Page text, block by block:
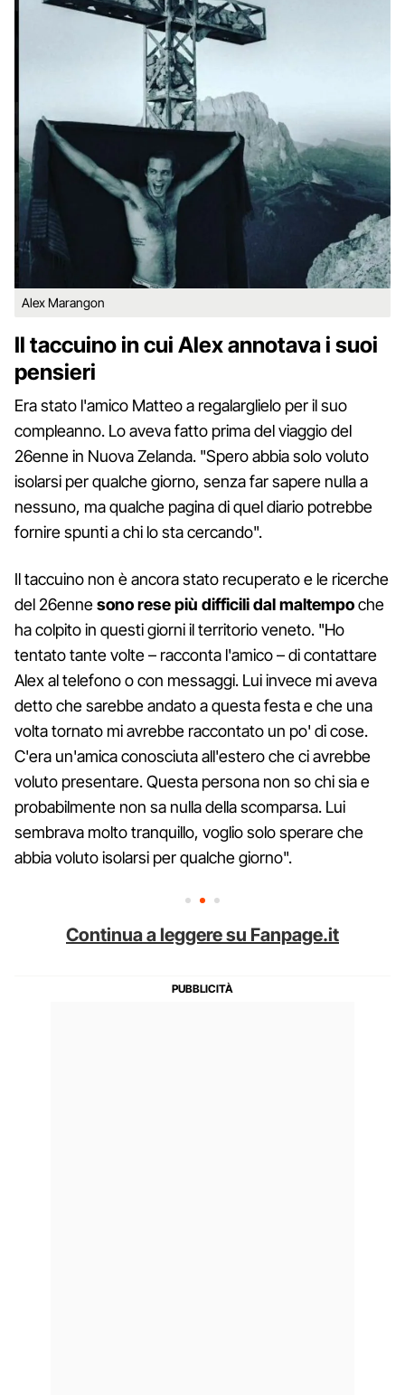
Alex Marangon
Il taccuino in cui Alex annotava i suoi
pensieri
Era stato l'amico Matteo a regalarglielo per il suo
compleanno. Lo aveva fatto prima del viaggio del
26enne in Nuova Zelanda. "Spero abbia solo voluto
isolarsi per qualche giorno, senza far sapere nulla a
nessuno, ma qualche pagina di quel diario potrebbe
fornire spunti a chi lo sta cercando".
Il taccuino non è ancora stato recuperato e le ricerche
del 26ennesono rese più difficili dal maltempoche
ha colpito in questi giorni il territorio veneto. "Ho
tentato tante volte – racconta l'amico – di contattare
Alex al telefono o con messaggi. Lui invece mi aveva
detto che sarebbe andato a questa festa e che una
volta tornato mi avrebbe raccontato un po' di cose.
C'era un'amica conosciuta all'estero che ci avrebbe
voluto presentare. Questa persona non so chi sia e
probabilmente non sa nulla della scomparsa. Lui
sembrava molto tranquillo, voglio solo sperare che
abbia voluto isolarsi per qualche giorno".
Continua a leggere su Fanpage.it